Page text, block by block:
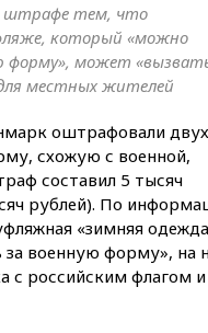
штрафе тем, что
который «можно
форму», может
местных жителей
оштрафовали двух
схожую с военной,
составил 5 тысяч
рублей). По
«зимняя
военную форму», на
с российским флагом и